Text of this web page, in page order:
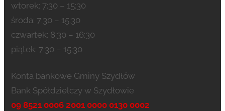
wtorek: 7:30 – 15:30
środa: 7:30 – 15:30
czwartek: 8:30 – 16:30
piątek: 7:30 – 15:30
Konta bankowe Gminy Szydłów
Bank Spółdzielczy w Szydłowie
09 8521 0006 2001 0000 0130 0002